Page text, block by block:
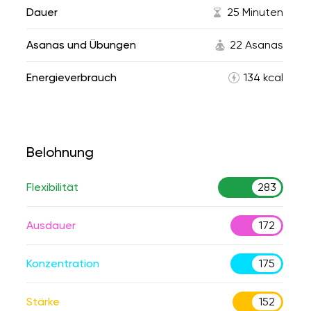
Dauer 25 Minuten
Asanas und Übungen 22 Asanas
Energieverbrauch 134 kcal
Belohnung
Flexibilität 283
Ausdauer 172
Konzentration 175
Stärke 152